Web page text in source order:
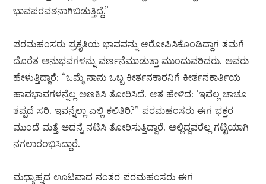
ಭಾವಪರವಶನಾಗಿಬಿಡುತ್ತಿದ್ದೆ.”
ಪರಮಹಂಸರು ಪ್ರಕೃತಿಯ ಭಾವವನ್ನು ಆರೋಪಿಸಿಕೊಂಡಿದ್ದಾಗ ತಮಗೆ
ದೊರೆತ ಅನುಭವಗಳನ್ನು ವರ್ಣನೆಮಾಡುತ್ತಾ ಮುಂದುವರಿದರು. ಅವರು
ಹೇಳುತ್ತಿದ್ದಾರೆ: “ಒಮ್ಮೆ ನಾನು ಒಬ್ಬ ಕೀರ್ತನಕಾರನಿಗೆ ಕೀರ್ತನಕಾರ್ತಿಯ
ಹಾವಭಾವಗಳನ್ನೆಲ್ಲ ಅಣಕಿಸಿ ತೋರಿಸಿದೆ. ಆತ ಹೇಳಿದ: ‘ಇವೆಲ್ಲ ಚಾಚೂ
ತಪ್ಪದೆ ಸರಿ. ಇವನ್ನೆಲ್ಲಾ ಎಲ್ಲಿ ಕಲಿತಿರಿ?” ಪರಮಹಂಸರು ಈಗ ಭಕ್ತರ
ಮುಂದೆ ಮತ್ತೆ ಅದನ್ನೆ ನಟಿಸಿ ತೋರಿಸುತ್ತಿದ್ದಾರೆ. ಅಲ್ಲಿದ್ದವರೆಲ್ಲ ಗಟ್ಟಿಯಾಗಿ
ನಗಲಾರಂಭಿಸಿದ್ದಾರೆ.
ಮಧ್ಯಾಹ್ನದ ಊಟವಾದ ನಂತರ ಪರಮಹಂಸರು ಈಗ